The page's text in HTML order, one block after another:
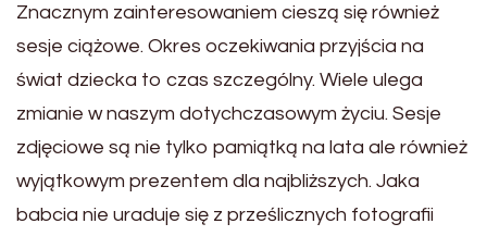
Znacznym zainteresowaniem cieszą się również
sesje ciążowe. Okres oczekiwania przyjścia na
świat dziecka to czas szczególny. Wiele ulega
zmianie w naszym dotychczasowym życiu. Sesje
zdjęciowe są nie tylko pamiątką na lata ale również
wyjątkowym prezentem dla najbliższych. Jaka
babcia nie uraduje się z prześlicznych fotografii